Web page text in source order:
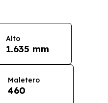
Alto
1.635 mm
Maletero
460